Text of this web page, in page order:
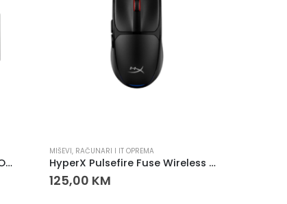
WHITE SHARK TASTATURA SHINOBI 2 Crna
MIŠEVI, RAČUNARI I IT OPREMA
HyperX Pulsefire Fuse Wireless Gaming Miš
125,00 KM